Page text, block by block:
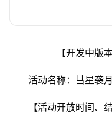
【开发中版
活动名称：彗星袭月
【活动开放时间、